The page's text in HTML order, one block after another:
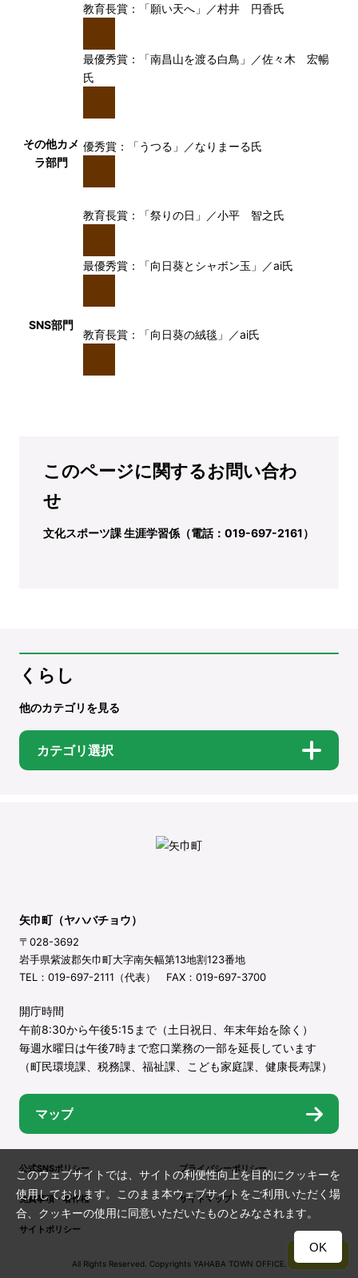
教育長賞：「願い天へ」／村井 円香氏
その他カメ
ラ部門
最優秀賞：「南昌山を渡る白鳥」／佐々木 宏暢
氏
優秀賞：「うつる」／なりまーる氏
教育長賞：「祭りの日」／小平 智之氏
SNS部門
最優秀賞：「向日葵とシャボン玉」／ai氏
教育長賞：「向日葵の絨毯」／ai氏
このページに関するお問い合わ
せ
文化スポーツ課 生涯学習係（電話：019-697-2161）
くらし
他のカテゴリを見る
カテゴリ選択
矢巾町（ヤハバチョウ）
〒028-3692
岩手県紫波郡矢巾町大字南矢幅第13地割123番地
TEL：019-697-2111（代表） FAX：019-697-3700
開庁時間
午前8:30から午後5:15まで（土日祝日、年末年始を除く）
毎週水曜日は午後7時まで窓口業務の一部を延長しています
（町民環境課、税務課、福祉課、こども家庭課、健康長寿課）
マップ
公式SNSポリシー プライバシーポリシー
免責事項・著作権 サイトマップ
サイトポリシー
All Rights Reserved. Copyrights YAHABA TOWN OFFICE.
TOP
このウェブサイトでは、サイトの利便性向上を目的にクッキーを
使用しております。このまま本ウェブサイトをご利用いただく場
合、クッキーの使用に同意いただいたものとみなされます。
OK